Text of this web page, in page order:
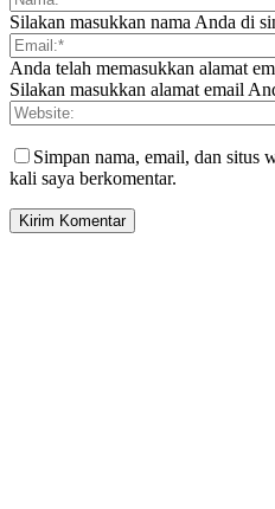
Silakan masukkan nama Anda di
Anda telah memasukkan alamat
Silakan masukkan alamat email
Simpan nama, email, dan situs
kali saya berkomentar.